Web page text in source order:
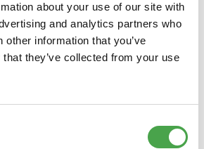
about your use of our site with
and analytics partners who
other information that you’ve
they’ve collected from your use